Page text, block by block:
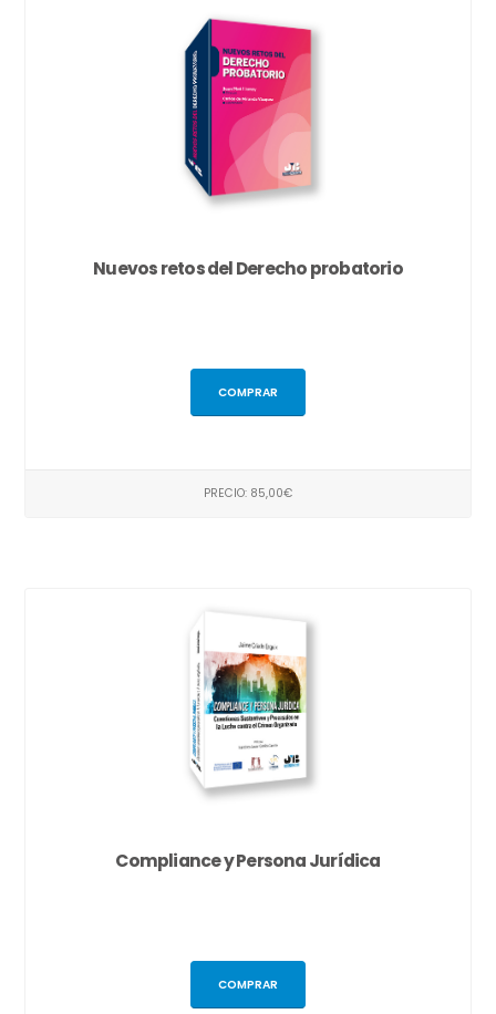
Nuevos retos del Derecho probatorio
COMPRAR
PRECIO: 85,00€
Compliance y Persona Jurídica
COMPRAR